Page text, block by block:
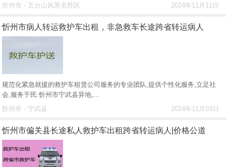
2024年11月11日
忻州市 - 五台山风景名胜区
忻州市病人转运救护车出租，非急救车长途跨省转运病人
规范化紧急就援的救护车租赁公司服务的专业团队,提供个性化服务,立足社
会,服务于民.忻州市宁武县异地,...
2024年11月03日
忻州市 - 宁武县
忻州市偏关县长途私人救护车出租跨省转运病人|价格公道